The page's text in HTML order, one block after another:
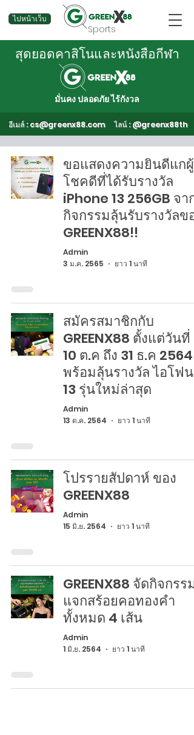
ไปหน้าเว็บ
Sports
สุดยอดคาสิโนและหนังสือกีฬา
มั่นคง ปลอดภัย ไร้กังวล
อีเมล์ :cs@greenx88.comไลน์ : @greenx88th
ขอแสดงความยินดีแกผู้
โชคดีที่ได้รับรางวัล
iPhone 13 256GB จาก
กิจกรรมลุ้นรับรางวัลของ
GREENX88!!
Admin
3 ม.ค. 2565
ยาว 1 นาที
สมัครสมาชิกกับ
GREENX88 ตั้งแต่วันที่
10 ต.ค ถึง 31 ธ.ค 2564
พร้อมลุ้นรางวัล ไอโฟน
13 รุ่นใหม่ล่าสุด
Admin
13 ต.ค. 2564
ยาว 1 นาที
โปรรายสัปดาห์ ของ
GREENX88
Admin
15 มิ.ย. 2564
ยาว 1 นาที
GREENX88 จัดกิจกรรม
แจกสร้อยคอทองคำ
ทั้งหมด 4 เส้น
Admin
1 มิ.ย. 2564
ยาว 1 นาที